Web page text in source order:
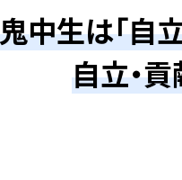
鬼中生は「自
自立・